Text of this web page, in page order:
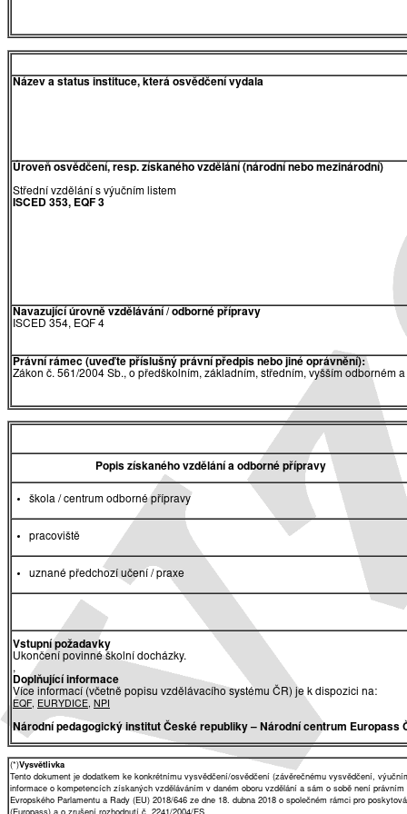
Název a status instituce, která osvědčení vydala
Úroveň osvědčení, resp. získaného vzdělání (národní nebo mezinárodní)
Střední vzdělání s výučním listem
ISCED 353, EQF 3
Navazující úrovně vzdělávání / odborné přípravy
ISCED 354, EQF 4
Právní rámec (uveďte příslušný právní předpis nebo jiné oprávnění):
Zákon č. 561/2004 Sb., o předškolním, základním, středním, vyšším
Popis získaného vzdělání a odborné přípravy
škola / centrum odborné přípravy
pracoviště
uznané předchozí učení / praxe
Vstupní požadavky
Ukončení povinné školní docházky.
,
Doplňující informace
Více informací (včetně popisu vzdělávacího systému ČR) je k dispozici na:
EQF, EURYDICE, NPI
Národní pedagogický institut České republiky– Národní centrum Europass
(*)Vysvětlivka
Tento dokument je dodatkem ke konkrétnímu vysvědčení/osvědčení (závěrečnému vysvědčení,
informace o kompetencích získaných vzděláváním v daném oboru vzdělání a sám o sobě není
Evropského Parlamentu a Rady (EU) 2018/646 ze dne 18. dubna 2018 o společném rámci pro